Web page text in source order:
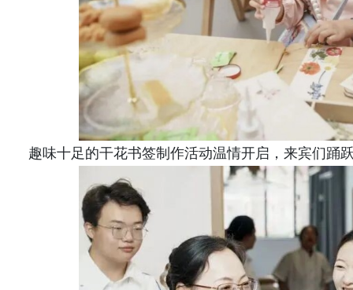
趣味十足的干花书签制作活动温情开启，来宾们踊